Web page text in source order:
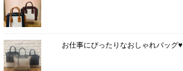
お仕事にぴったりなおしゃれバッグ♥